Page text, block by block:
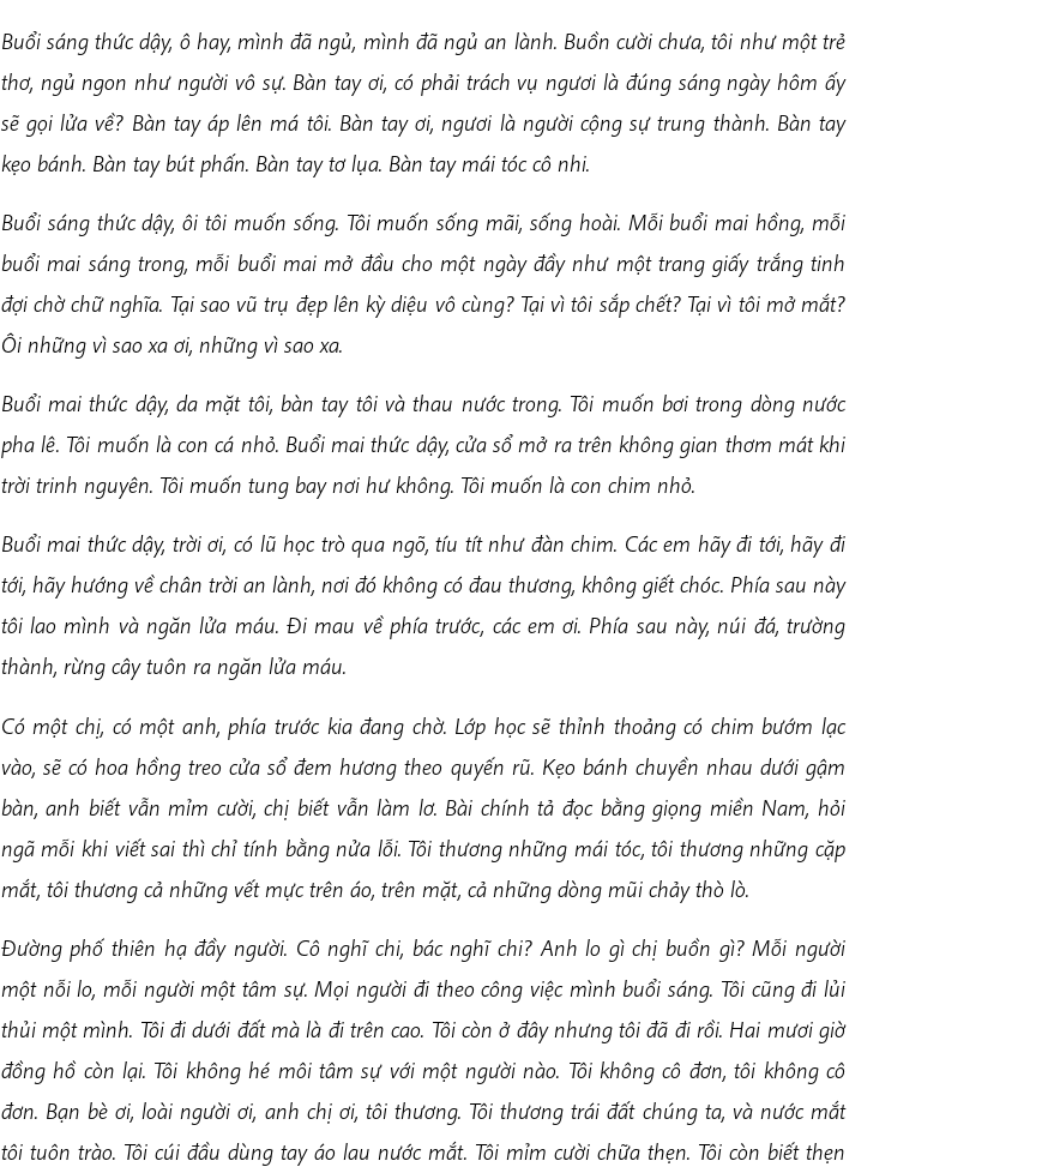
Buổi sáng thức dậy, ô hay, mình đã ngủ, mình đã ngủ an lành. Buồn cười chưa, tôi như một trẻ
thơ, ngủ ngon như người vô sự. Bàn tay ơi, có phải trách vụ ngươi là đúng sáng ngày hôm ấy
sẽ gọi lửa về? Bàn tay áp lên má tôi. Bàn tay ơi, ngươi là người cộng sự trung thành. Bàn tay
kẹo bánh. Bàn tay bút phấn. Bàn tay tơ lụa. Bàn tay mái tóc cô nhi.
Buổi sáng thức dậy, ôi tôi muốn sống. Tôi muốn sống mãi, sống hoài. Mỗi buổi mai hồng, mỗi
buổi mai sáng trong, mỗi buổi mai mở đầu cho một ngày đầy như một trang giấy trắng tinh
đợi chờ chữ nghĩa. Tại sao vũ trụ đẹp lên kỳ diệu vô cùng? Tại vì tôi sắp chết? Tại vì tôi mở mắt?
Ôi những vì sao xa ơi, những vì sao xa.
Buổi mai thức dậy, da mặt tôi, bàn tay tôi và thau nước trong. Tôi muốn bơi trong dòng nước
pha lê. Tôi muốn là con cá nhỏ. Buổi mai thức dậy, cửa sổ mở ra trên không gian thơm mát khi
trời trinh nguyên. Tôi muốn tung bay nơi hư không. Tôi muốn là con chim nhỏ.
Buổi mai thức dậy, trời ơi, có lũ học trò qua ngõ, tíu tít như đàn chim. Các em hãy đi tới, hãy đi
tới, hãy hướng về chân trời an lành, nơi đó không có đau thương, không giết chóc. Phía sau này
tôi lao mình và ngăn lửa máu. Đi mau về phía trước, các em ơi. Phía sau này, núi đá, trường
thành, rừng cây tuôn ra ngăn lửa máu.
Có một chị, có một anh, phía trước kia đang chờ. Lớp học sẽ thỉnh thoảng có chim bướm lạc
vào, sẽ có hoa hồng treo cửa sổ đem hương theo quyến rũ. Kẹo bánh chuyền nhau dưới gậm
bàn, anh biết vẫn mỉm cười, chị biết vẫn làm lơ. Bài chính tả đọc bằng giọng miền Nam, hỏi
ngã mỗi khi viết sai thì chỉ tính bằng nửa lỗi. Tôi thương những mái tóc, tôi thương những cặp
mắt, tôi thương cả những vết mực trên áo, trên mặt, cả những dòng mũi chảy thò lò.
Đường phố thiên hạ đầy người. Cô nghĩ chi, bác nghĩ chi? Anh lo gì chị buồn gì? Mỗi người
một nỗi lo, mỗi người một tâm sự. Mọi người đi theo công việc mình buổi sáng. Tôi cũng đi lủi
thủi một mình. Tôi đi dưới đất mà là đi trên cao. Tôi còn ở đây nhưng tôi đã đi rồi. Hai mươi giờ
đồng hồ còn lại. Tôi không hé môi tâm sự với một người nào. Tôi không cô đơn, tôi không cô
đơn. Bạn bè ơi, loài người ơi, anh chị ơi, tôi thương. Tôi thương trái đất chúng ta, và nước mắt
tôi tuôn trào. Tôi cúi đầu dùng tay áo lau nước mắt. Tôi mỉm cười chữa thẹn. Tôi còn biết thẹn